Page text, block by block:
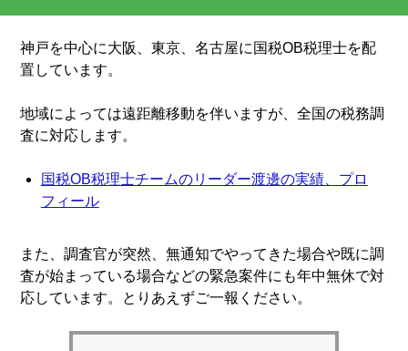
神戸を中心に大阪、東京、名古屋に国税OB税理士を配
置しています。
地域によっては遠距離移動を伴いますが、全国の税務調
査に対応します。
国税OB税理士チームのリーダー渡邊の実績、プロ
フィール
また、調査官が突然、無通知でやってきた場合や既に調
査が始まっている場合などの緊急案件にも年中無休で対
応しています。とりあえずご一報ください。